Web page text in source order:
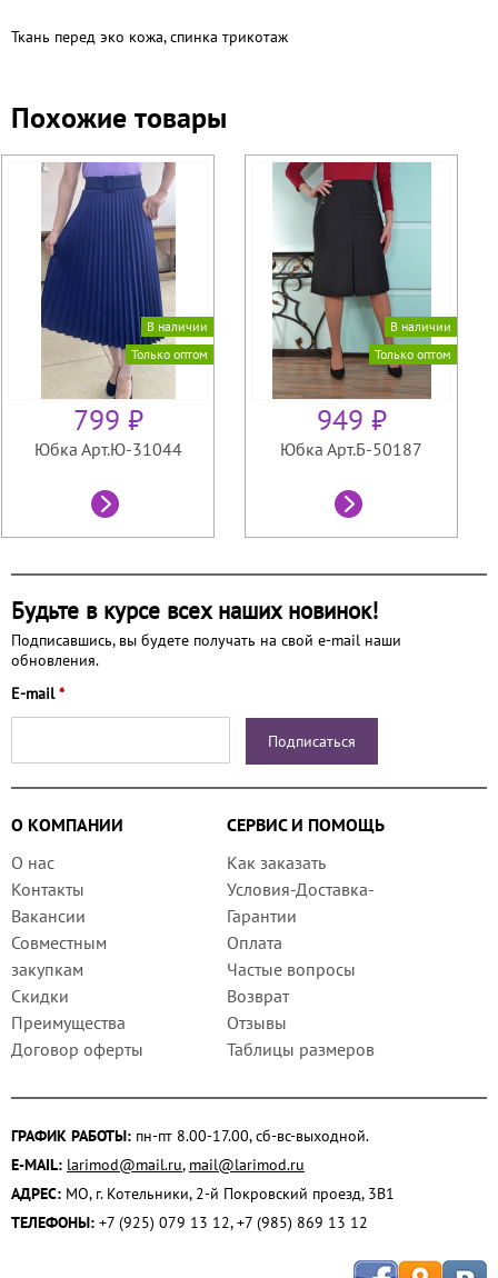
Ткань перед эко кожа, спинка трикотаж
Похожие товары
В наличии
Только оптом
799 ₽
Юбка Арт.Ю-31044
В наличии
Только оптом
949 ₽
Юбка Арт.Б-50187
Будьте в курсе всех наших новинок!
Подписавшись, вы будете получать на свой e-mail наши
обновления.
E-mail*
О КОМПАНИИ
СЕРВИС И ПОМОЩЬ
О нас
Контакты
Вакансии
Совместным
закупкам
Скидки
Преимущества
Договор оферты
Как заказать
Условия-Доставка-
Гарантии
Оплата
Частые вопросы
Возврат
Отзывы
Таблицы размеров
ГРАФИК РАБОТЫ: пн-пт 8.00-17.00, сб-вс-выходной.
E-MAIL: larimod@mail.ru, mail@larimod.ru
АДРЕС: МО, г. Котельники, 2-й Покровский проезд, 3В1
ТЕЛЕФОНЫ: +7 (925) 079 13 12, +7 (985) 869 13 12